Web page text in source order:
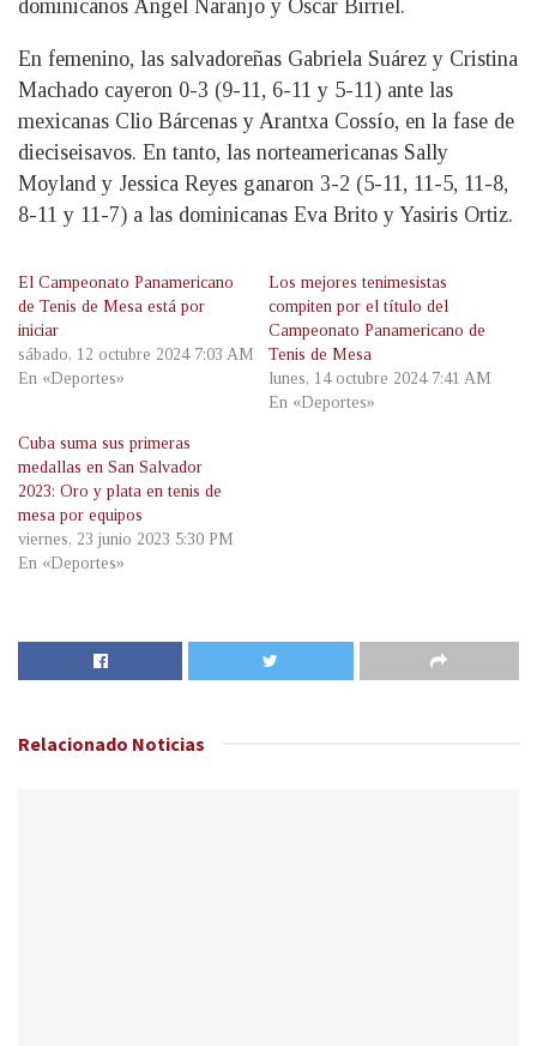
dominicanos Ángel Naranjo y Óscar Birriel.
En femenino, las salvadoreñas Gabriela Suárez y Cristina
Machado cayeron 0-3 (9-11, 6-11 y 5-11) ante las
mexicanas Clio Bárcenas y Arantxa Cossío, en la fase de
dieciseisavos. En tanto, las norteamericanas Sally
Moyland y Jessica Reyes ganaron 3-2 (5-11, 11-5, 11-8,
8-11 y 11-7) a las dominicanas Eva Brito y Yasiris Ortiz.
El Campeonato Panamericano
de Tenis de Mesa está por
iniciar
sábado, 12 octubre 2024 7:03 AM
En «Deportes»
Los mejores tenimesistas
compiten por el título del
Campeonato Panamericano de
Tenis de Mesa
lunes, 14 octubre 2024 7:41 AM
En «Deportes»
Cuba suma sus primeras
medallas en San Salvador
2023: Oro y plata en tenis de
mesa por equipos
viernes, 23 junio 2023 5:30 PM
En «Deportes»
Relacionado Noticias